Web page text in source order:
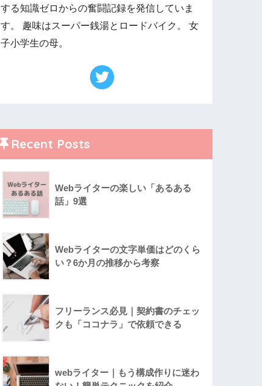
する知識ゼロからの奮闘記録を発信していま
す。 趣味はスーパー銭湯とロードバイク。 女
子小学生の母。
Recent Posts
Webライターの楽しい「あるある
話」9選
Webライターの文字単価はどのくら
い？6か月の推移から考察
フリーランス必見｜契約書のチェッ
クも「ココナラ」で依頼できる
webライター｜もう構成作りに迷わ